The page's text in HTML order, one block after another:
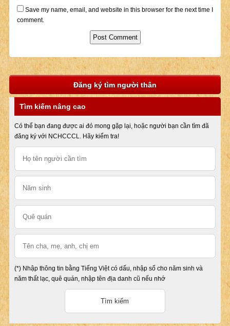
Save my name, email, and website in this browser for the next time I
comment.
Đăng ký tìm người thân
Tìm kiếm nâng cao
Có thể bạn đang được ai đó mong gặp lại, hoặc người bạn cần tìm đã
đăng ký với NCHCCCL. Hãy kiểm tra!
(*) Nhập thông tin bằng Tiếng Việt có dấu, nhập số cho năm sinh và
năm thất lạc, quê quán, nhập tên địa danh cũ nếu nhớ